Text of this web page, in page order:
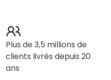
Plus de 3,5 millions de
clients livrés depuis 20
ans